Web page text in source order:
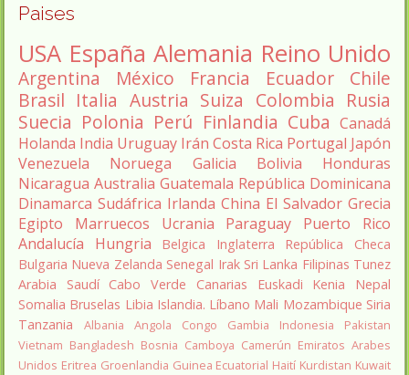
Paises
USA España Alemania Reino Unido
Argentina México Francia Ecuador
Chile
Brasil Italia Austria Suiza Colombia Rusia
Suecia Polonia Perú Finlandia Cuba Canadá
Holanda India Uruguay Irán Costa Rica Portugal Japón
Venezuela
Noruega Galicia Bolivia
Honduras
Nicaragua Australia Guatemala República Dominicana
Dinamarca Sudáfrica Irlanda China El Salvador Grecia
Egipto
Marruecos Ucrania Paraguay
Puerto Rico
Andalucía
Hungria Belgica Inglaterra
República Checa
Bulgaria Nueva Zelanda Senegal Irak Sri Lanka Filipinas Tunez
Arabia Saudí Cabo Verde Canarias Euskadi Kenia
Nepal
Somalia Bruselas Libia Islandia. Líbano Mali Mozambique Siria
Tanzania
Albania Angola Congo Gambia Indonesia
Pakistan
Vietnam Bangladesh Bosnia Camboya Camerún Emiratos Arabes
Unidos Eritrea Groenlandia Guinea Ecuatorial Haití Kurdistan Kuwait